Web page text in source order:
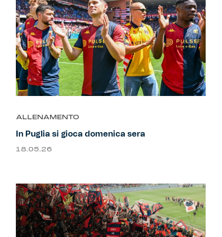
ALLENAMENTO
In Puglia si gioca domenica sera
18.05.26